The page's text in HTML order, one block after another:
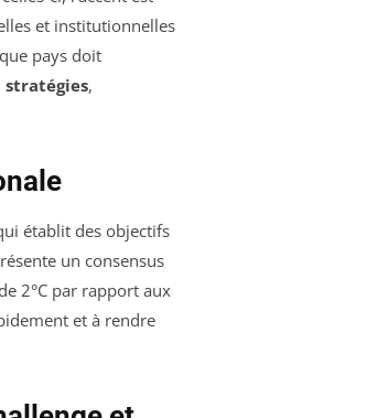
et institutionnelles
pays doit
,
établit des objectifs
un consensus
2°C par rapport aux
et à rendre